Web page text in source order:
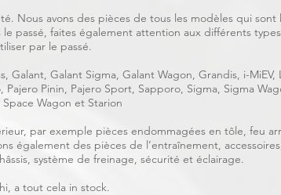
Nous avons des pièces de tous les modèles qui sont
passé, faites également attention aux différents
par le passé.
Galant Sigma, Galant Wagon, Grandis, i-MiEV,
Pinin, Pajero Sport, Sapporo, Sigma, Sigma
Wagon et Starion
par exemple pièces endommagées en tôle, feu
également des pièces de l’entraînement,
système de freinage, sécurité et éclairage.
a tout cela in stock.